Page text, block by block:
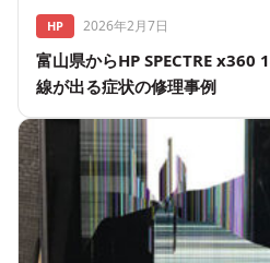
HP 2026年2月7日
富山県からHP SPECTRE x360
線が出る症状の修理事例